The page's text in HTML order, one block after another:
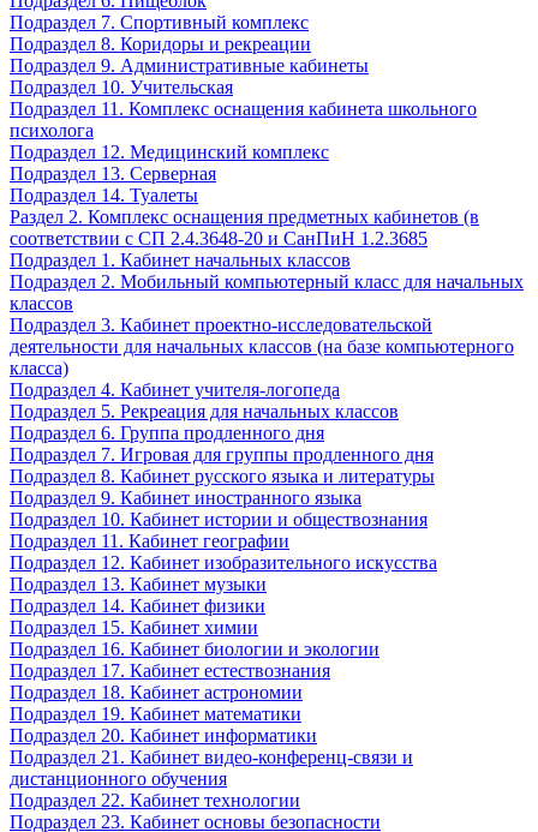
Подраздел 7. Спортивный комплекс
Подраздел 8. Коридоры и рекреации
Подраздел 9. Административные кабинеты
Подраздел 10. Учительская
Подраздел 11. Комплекс оснащения кабинета школьного
психолога
Подраздел 12. Медицинский комплекс
Подраздел 13. Серверная
Подраздел 14. Туалеты
Раздел 2. Комплекс оснащения предметных кабинетов (в
соответствии с СП 2.4.3648-20 и СанПиН 1.2.3685
Подраздел 1. Кабинет начальных классов
Подраздел 2. Мобильный компьютерный класс для начальных
классов
Подраздел 3. Кабинет проектно-исследовательской
деятельности для начальных классов (на базе компьютерного
класса)
Подраздел 4. Кабинет учителя-логопеда
Подраздел 5. Рекреация для начальных классов
Подраздел 6. Группа продленного дня
Подраздел 7. Игровая для группы продленного дня
Подраздел 8. Кабинет русского языка и литературы
Подраздел 9. Кабинет иностранного языка
Подраздел 10. Кабинет истории и обществознания
Подраздел 11. Кабинет географии
Подраздел 12. Кабинет изобразительного искусства
Подраздел 13. Кабинет музыки
Подраздел 14. Кабинет физики
Подраздел 15. Кабинет химии
Подраздел 16. Кабинет биологии и экологии
Подраздел 17. Кабинет естествознания
Подраздел 18. Кабинет астрономии
Подраздел 19. Кабинет математики
Подраздел 20. Кабинет информатики
Подраздел 21. Кабинет видео-конференц-связи и
дистанционного обучения
Подраздел 22. Кабинет технологии
Подраздел 23. Кабинет основы безопасности